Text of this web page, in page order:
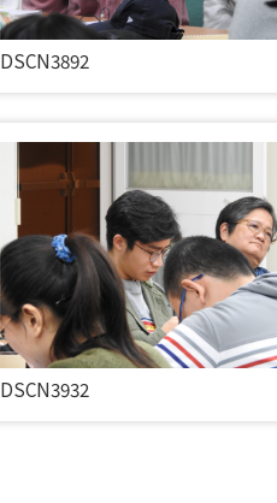
DSCN3892
DSCN3932